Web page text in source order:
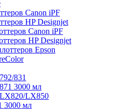
Canon iPF
HP Designjet
Canon iPF
HP Designjet
Epson
831
3000 мл
LX850
3000 мл